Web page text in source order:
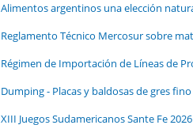
Alimentos argentinos una elección
Reglamento Técnico Mercosur sobre
Régimen de Importación de Líneas de
Dumping - Placas y baldosas de gres
XIII Juegos Sudamericanos Sante Fe